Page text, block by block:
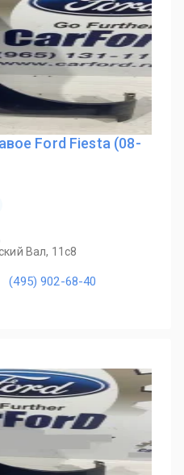
Ford Fiesta (08-
Вал, 11с8
(495) 902-68-40